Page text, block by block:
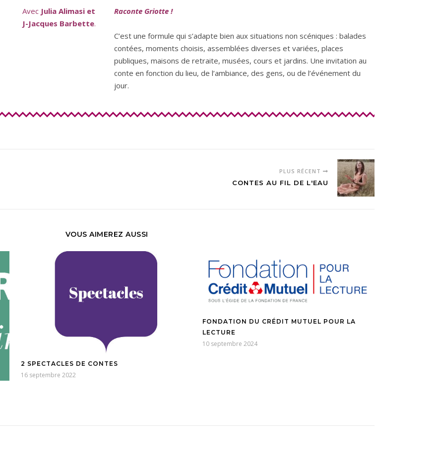
Avec Julia Alimasi et
J-Jacques Barbette.
Raconte Griotte !
C’est une formule qui s’adapte bien aux situations non scéniques : balades
contées, moments choisis, assemblées diverses et variées, places
publiques, maisons de retraite, musées, cours et jardins. Une invitation au
conte en fonction du lieu, de l’ambiance, des gens, ou de l’événement du
jour.
PLUS RÉCENT
CONTES AU FIL DE L'EAU
VOUS AIMEREZ AUSSI
2 SPECTACLES DE CONTES
16 septembre 2022
FONDATION DU CRÉDIT MUTUEL POUR LA
LECTURE
10 septembre 2024